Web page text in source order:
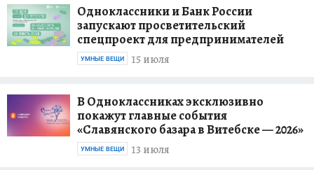
Одноклассники и Банк России
запускают просветительский
спецпроект для предпринимателей
15 июля
УМНЫЕ ВЕЩИ
В Одноклассниках эксклюзивно
покажут главные события
«Славянского базара в Витебске — 2026»
13 июля
УМНЫЕ ВЕЩИ